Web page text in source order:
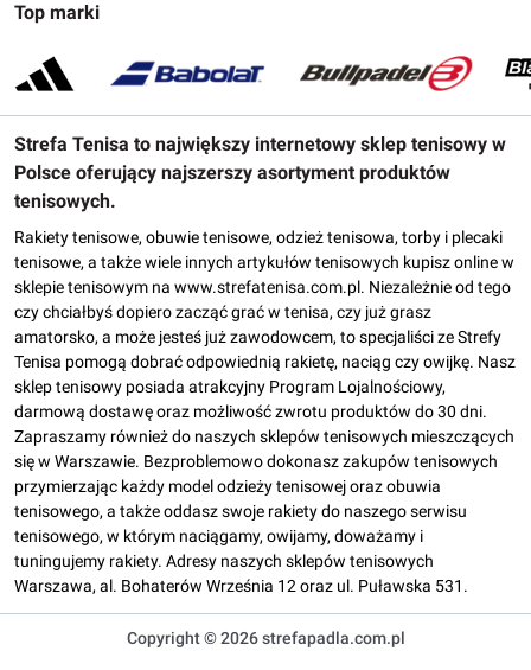
Top marki
Strefa Tenisa to największy internetowy sklep tenisowy w
Polsce oferujący najszerszy asortyment produktów
tenisowych.
Rakiety tenisowe, obuwie tenisowe, odzież tenisowa, torby i plecaki
tenisowe, a także wiele innych artykułów tenisowych kupisz online w
sklepie tenisowym na www.strefatenisa.com.pl. Niezależnie od tego
czy chciałbyś dopiero zacząć grać w tenisa, czy już grasz
amatorsko, a może jesteś już zawodowcem, to specjaliści ze Strefy
Tenisa pomogą dobrać odpowiednią rakietę, naciąg czy owijkę. Nasz
sklep tenisowy posiada atrakcyjny Program Lojalnościowy,
darmową dostawę oraz możliwość zwrotu produktów do 30 dni.
Zapraszamy również do naszych sklepów tenisowych mieszczących
się w Warszawie. Bezproblemowo dokonasz zakupów tenisowych
przymierzając każdy model odzieży tenisowej oraz obuwia
tenisowego, a także oddasz swoje rakiety do naszego serwisu
tenisowego, w którym naciągamy, owijamy, doważamy i
tuningujemy rakiety. Adresy naszych sklepów tenisowych
Warszawa, al. Bohaterów Września 12 oraz ul. Puławska 531.
Copyright © 2026 strefapadla.com.pl